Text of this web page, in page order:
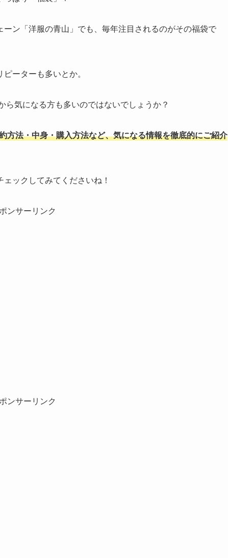
ン「洋服の青山」でも、毎年注目されるのがその福袋で
ーターも多いとか。
気になる方も多いのではないでしょうか？
方法・中身・購入方法など、気になる情報を徹底的にご紹介
ックしてみてくださいね！
ンサーリンク
ンサーリンク